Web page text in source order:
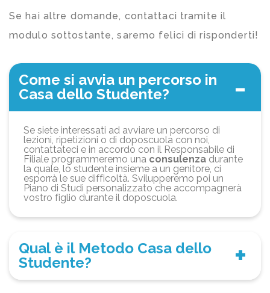
Se hai altre domande, contattaci tramite il
modulo sottostante, saremo felici di risponderti!
Come si avvia un percorso in
Casa dello Studente?
Se siete interessati ad avviare un percorso di
lezioni, ripetizioni o di doposcuola con noi,
contattateci e in accordo con il Responsabile di
Filiale programmeremo una consulenza durante
la quale, lo studente insieme a un genitore, ci
esporrà le sue difficoltà. Svilupperemo poi un
Piano di Studi personalizzato che accompagnerà
vostro figlio durante il doposcuola.
Qual è il Metodo Casa dello
Studente?